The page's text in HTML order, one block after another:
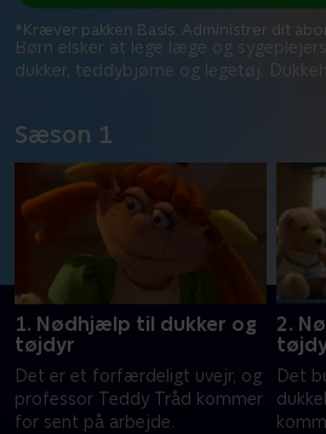
Børn elsker at lege læge og
dukker, teddybjørne og legetøj.
*Kræver pakken Basis. Administrer dit
Sæson 1
1. Nødhjælp til dukker og
tøjdyr
Det er et forfærdeligt uvejr, og
professor Teddy Tråd kommer
for sent på arbejde.
2.
Det